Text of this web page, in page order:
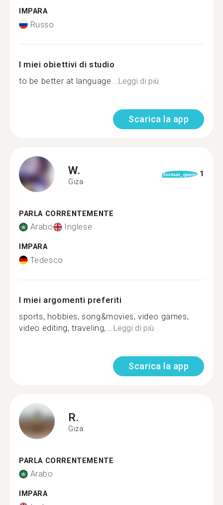
IMPARA
Russo
I miei obiettivi di studio
to be better at language... Leggi di più
Scarica la app
W.
Giza
format_quote 1
PARLA CORRENTEMENTE
Arabo Inglese
IMPARA
Tedesco
I miei argomenti preferiti
sports, hobbies, song&movies, video games,
video editing, traveling,... Leggi di più
Scarica la app
R.
Giza
PARLA CORRENTEMENTE
Arabo
IMPARA